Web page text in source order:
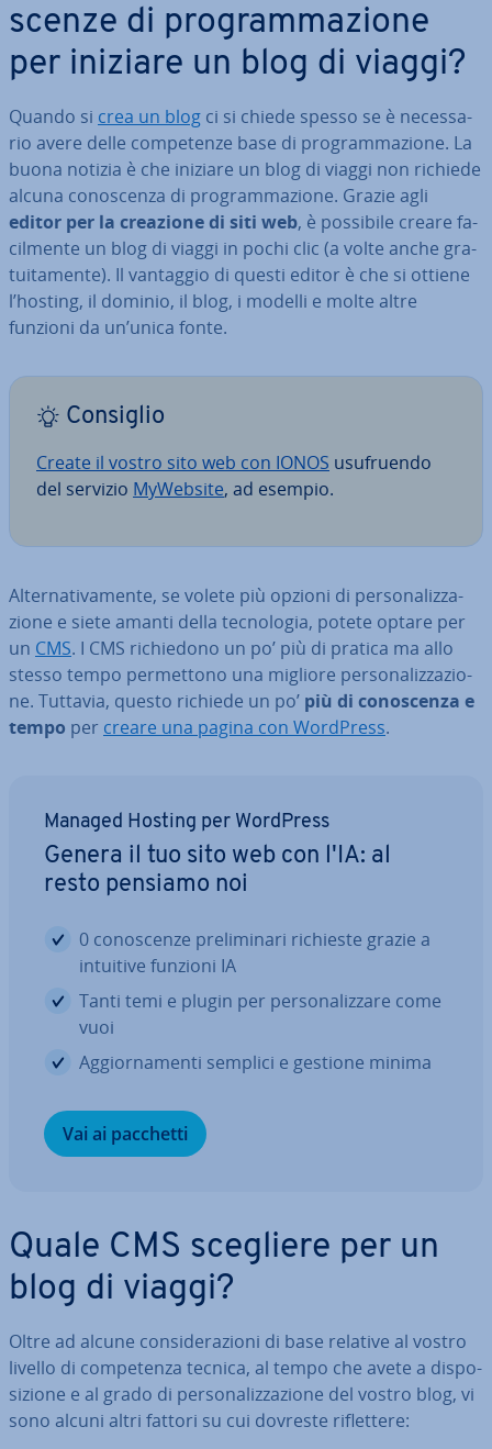
scen­ze di pro­gram­ma­zio­ne
per iniziare un blog di viaggi?
Quando si crea un blog ci si chiede spesso se è ne­ces­sa­
rio avere delle com­pe­ten­ze base di pro­gram­ma­zio­ne. La
buona notizia è che iniziare un blog di viaggi non richiede
alcuna co­no­scen­za di pro­gram­ma­zio­ne. Grazie agli
editor per la creazione di siti web, è possibile creare fa­
cil­men­te un blog di viaggi in pochi clic (a volte anche gra­
tui­ta­men­te). Il vantaggio di questi editor è che si ottiene
l’hosting, il dominio, il blog, i modelli e molte altre
funzioni da un’unica fonte.
Consiglio
Create il vostro sito web con IONOS usu­fruen­do
del servizio MyWebsite, ad esempio.
Al­ter­na­ti­va­men­te, se volete più opzioni di per­so­na­liz­za­
zio­ne e siete amanti della tec­no­lo­gia, potete optare per
un CMS. I CMS ri­chie­do­no un po’ più di pratica ma allo
stesso tempo per­met­to­no una migliore per­so­na­liz­za­zio­
ne. Tuttavia, questo richiede un po’ più di co­no­scen­za e
tempo per creare una pagina con WordPress.
Managed Hosting per WordPress
Genera il tuo sito web con l'IA: al
resto pensiamo noi
0 co­no­scen­ze pre­li­mi­na­ri richieste grazie a
intuitive funzioni IA
Tanti temi e plugin per per­so­na­liz­za­re come
vuoi
Ag­gior­na­men­ti semplici e gestione minima
Vai ai pacchetti
Quale CMS scegliere per un
blog di viaggi?
Oltre ad alcune con­si­de­ra­zio­ni di base relative al vostro
livello di com­pe­ten­za tecnica, al tempo che avete a di­spo­
si­zio­ne e al grado di per­so­na­liz­za­zio­ne del vostro blog, vi
sono alcuni altri fattori su cui dovreste ri­flet­te­re: